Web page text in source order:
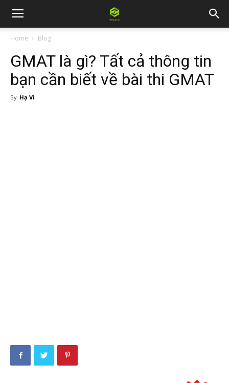
Home Blog
GMAT là gì? Tất cả thông tin
bạn cần biết về bài thi GMAT
By Hạ Vi